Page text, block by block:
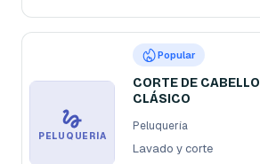
PELUQUERÍA
Popular
CORTE DE CABELLO
CLÁSICO
Peluquería
Lavado y corte